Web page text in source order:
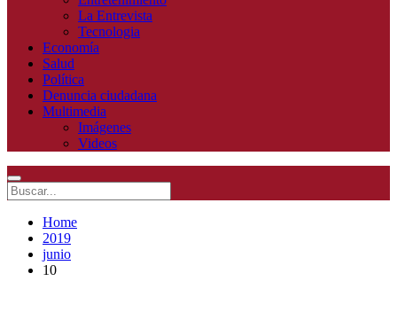
La Entrevista
Tecnologia
Economía
Salud
Política
Denuncia ciudadana
Multimedia
Imágenes
Videos
Home
2019
junio
10